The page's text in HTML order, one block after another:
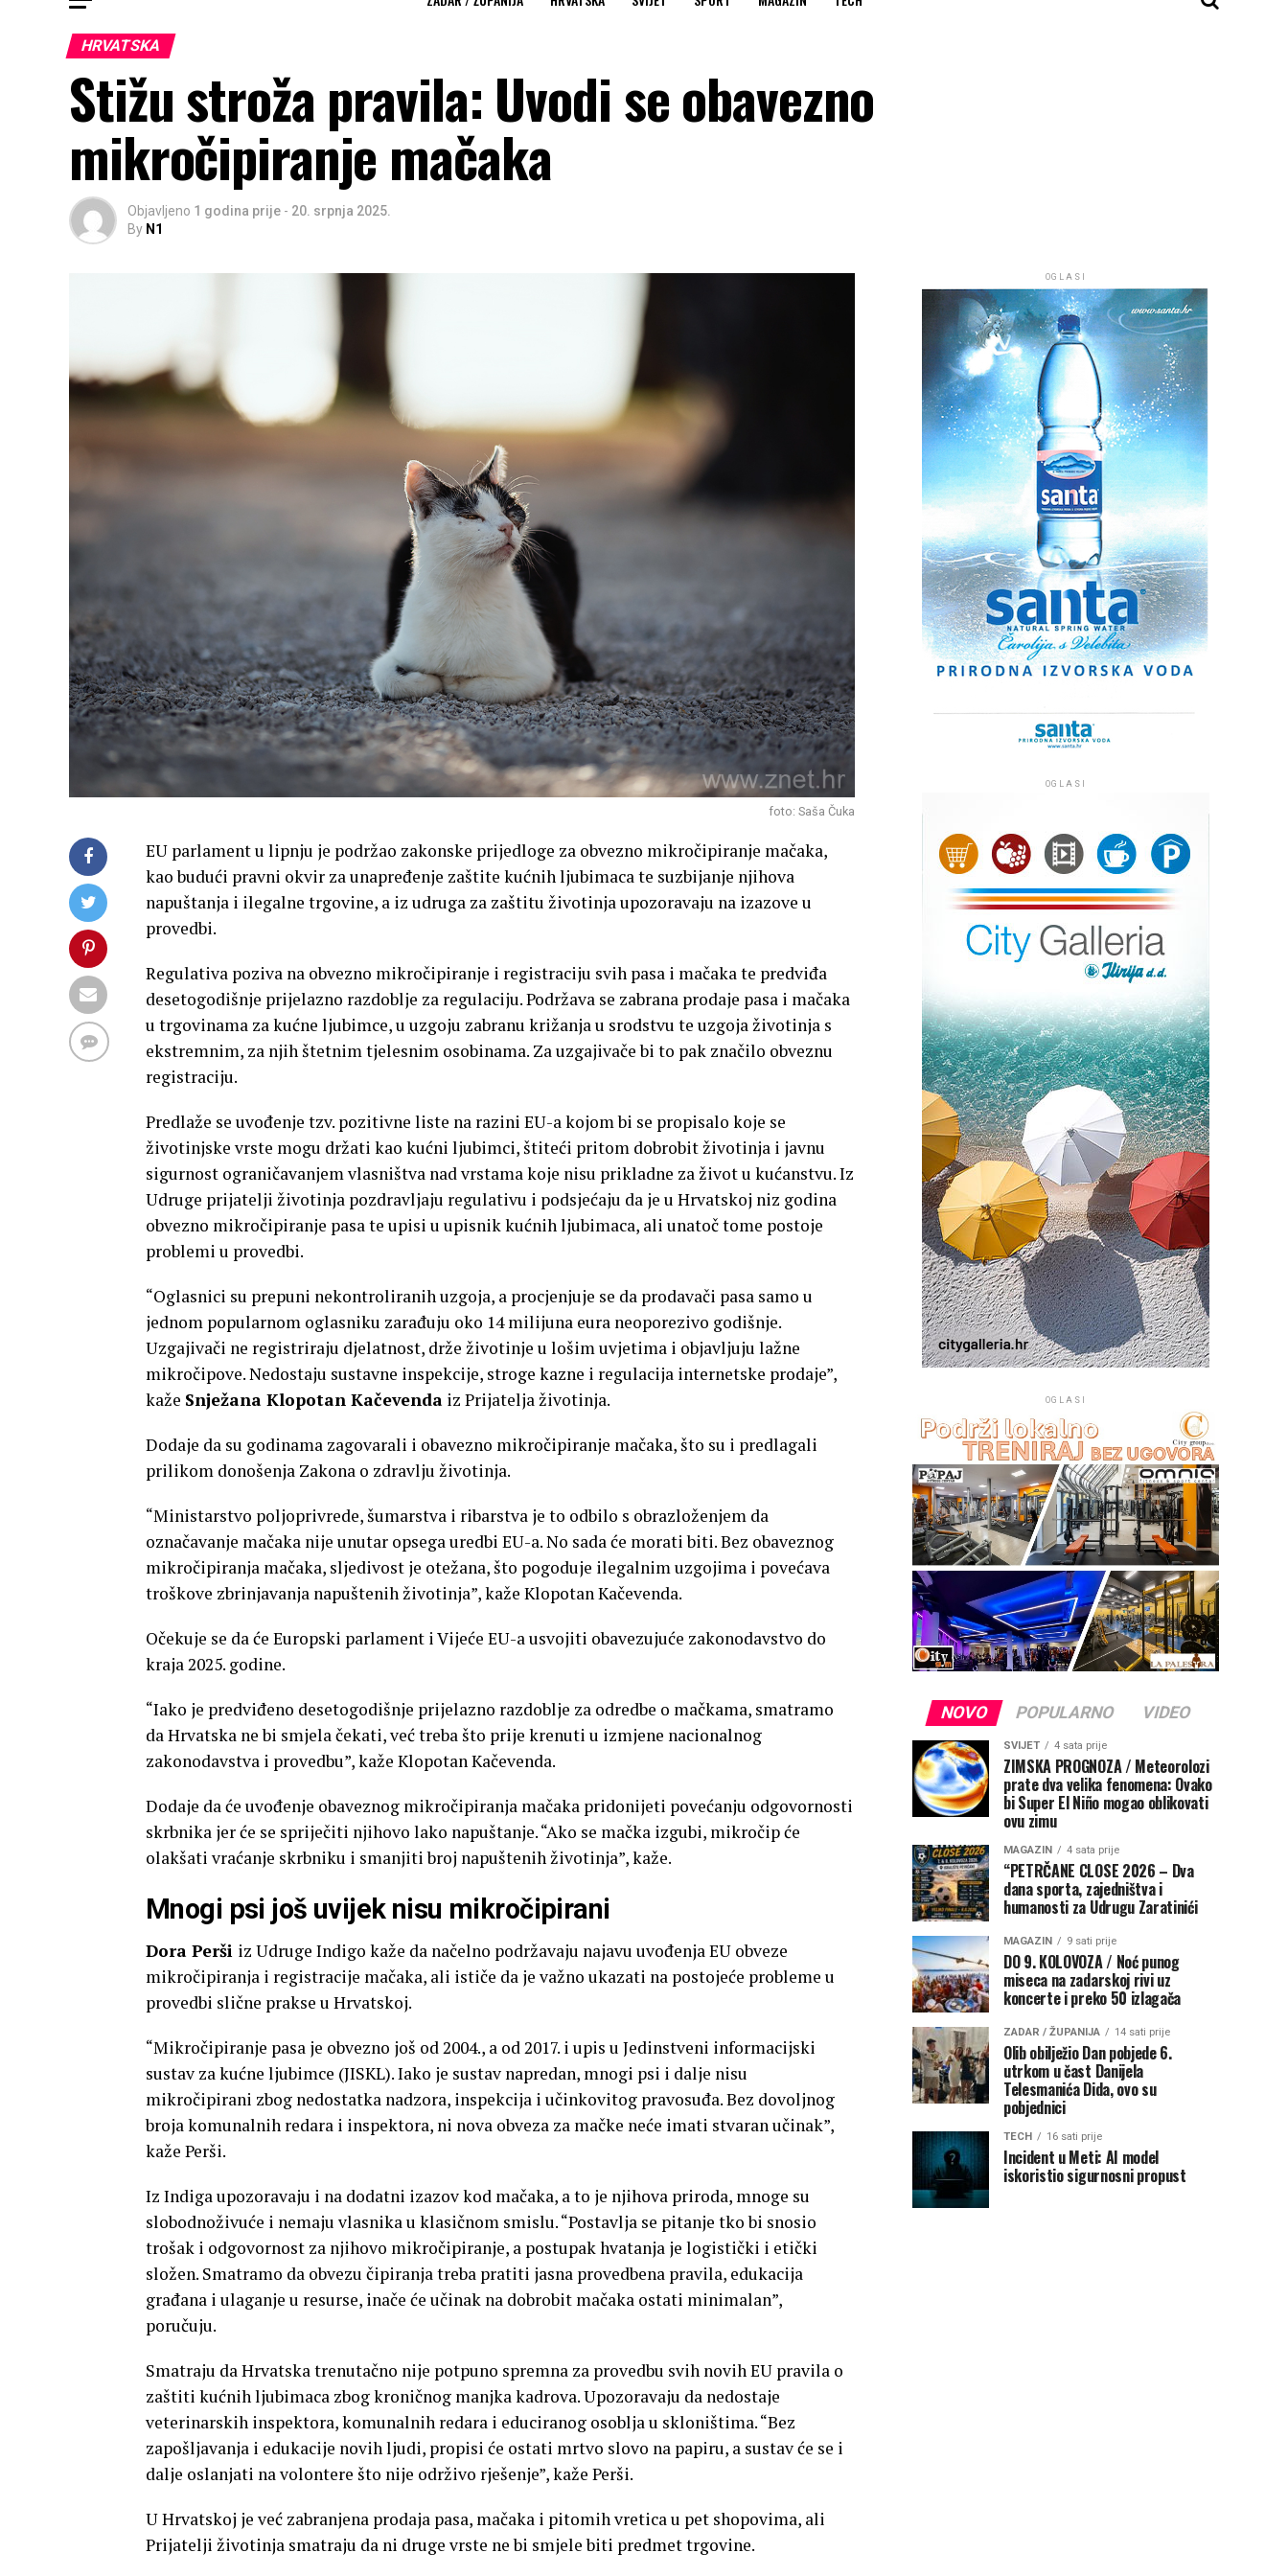
HRVATSKA
Stižu stroža pravila: Uvodi se obavezno
mikročipiranje mačaka
Objavljeno 1 godina prije - 20. srpnja 2025.
By N1
foto: Saša Čuka
EU parlament u lipnju je podržao zakonske prijedloge za obvezno mikročipiranje mačaka,
kao budući pravni okvir za unapređenje zaštite kućnih ljubimaca te suzbijanje njihova
napuštanja i ilegalne trgovine, a iz udruga za zaštitu životinja upozoravaju na izazove u
provedbi.
Regulativa poziva na obvezno mikročipiranje i registraciju svih pasa i mačaka te predviđa
desetogodišnje prijelazno razdoblje za regulaciju. Podržava se zabrana prodaje pasa i mačaka
u trgovinama za kućne ljubimce, u uzgoju zabranu križanja u srodstvu te uzgoja životinja s
ekstremnim, za njih štetnim tjelesnim osobinama. Za uzgajivače bi to pak značilo obveznu
registraciju.
Predlaže se uvođenje tzv. pozitivne liste na razini EU-a kojom bi se propisalo koje se
životinjske vrste mogu držati kao kućni ljubimci, štiteći pritom dobrobit životinja i javnu
sigurnost ograničavanjem vlasništva nad vrstama koje nisu prikladne za život u kućanstvu. Iz
Udruge prijatelji životinja pozdravljaju regulativu i podsjećaju da je u Hrvatskoj niz godina
obvezno mikročipiranje pasa te upisi u upisnik kućnih ljubimaca, ali unatoč tome postoje
problemi u provedbi.
“Oglasnici su prepuni nekontroliranih uzgoja, a procjenjuje se da prodavači pasa samo u
jednom popularnom oglasniku zarađuju oko 14 milijuna eura neoporezivo godišnje.
Uzgajivači ne registriraju djelatnost, drže životinje u lošim uvjetima i objavljuju lažne
mikročipove. Nedostaju sustavne inspekcije, stroge kazne i regulacija internetske prodaje”,
kaže Snježana Klopotan Kačevenda iz Prijatelja životinja.
Dodaje da su godinama zagovarali i obavezno mikročipiranje mačaka, što su i predlagali
prilikom donošenja Zakona o zdravlju životinja.
“Ministarstvo poljoprivrede, šumarstva i ribarstva je to odbilo s obrazloženjem da
označavanje mačaka nije unutar opsega uredbi EU-a. No sada će morati biti. Bez obaveznog
mikročipiranja mačaka, sljedivost je otežana, što pogoduje ilegalnim uzgojima i povećava
troškove zbrinjavanja napuštenih životinja”, kaže Klopotan Kačevenda.
Očekuje se da će Europski parlament i Vijeće EU-a usvojiti obavezujuće zakonodavstvo do
kraja 2025. godine.
“Iako je predviđeno desetogodišnje prijelazno razdoblje za odredbe o mačkama, smatramo
da Hrvatska ne bi smjela čekati, već treba što prije krenuti u izmjene nacionalnog
zakonodavstva i provedbu”, kaže Klopotan Kačevenda.
Dodaje da će uvođenje obaveznog mikročipiranja mačaka pridonijeti povećanju odgovornosti
skrbnika jer će se spriječiti njihovo lako napuštanje. “Ako se mačka izgubi, mikročip će
olakšati vraćanje skrbniku i smanjiti broj napuštenih životinja”, kaže.
Mnogi psi još uvijek nisu mikročipirani
Dora Perši iz Udruge Indigo kaže da načelno podržavaju najavu uvođenja EU obveze
mikročipiranja i registracije mačaka, ali ističe da je važno ukazati na postojeće probleme u
provedbi slične prakse u Hrvatskoj.
“Mikročipiranje pasa je obvezno još od 2004., a od 2017. i upis u Jedinstveni informacijski
sustav za kućne ljubimce (JISKL). Iako je sustav napredan, mnogi psi i dalje nisu
mikročipirani zbog nedostatka nadzora, inspekcija i učinkovitog pravosuđa. Bez dovoljnog
broja komunalnih redara i inspektora, ni nova obveza za mačke neće imati stvaran učinak”,
kaže Perši.
Iz Indiga upozoravaju i na dodatni izazov kod mačaka, a to je njihova priroda, mnoge su
slobodnoživuće i nemaju vlasnika u klasičnom smislu. “Postavlja se pitanje tko bi snosio
trošak i odgovornost za njihovo mikročipiranje, a postupak hvatanja je logistički i etički
složen. Smatramo da obvezu čipiranja treba pratiti jasna provedbena pravila, edukacija
građana i ulaganje u resurse, inače će učinak na dobrobit mačaka ostati minimalan”,
poručuju.
Smatraju da Hrvatska trenutačno nije potpuno spremna za provedbu svih novih EU pravila o
zaštiti kućnih ljubimaca zbog kroničnog manjka kadrova. Upozoravaju da nedostaje
veterinarskih inspektora, komunalnih redara i educiranog osoblja u skloništima. “Bez
zapošljavanja i edukacije novih ljudi, propisi će ostati mrtvo slovo na papiru, a sustav će se i
dalje oslanjati na volontere što nije održivo rješenje”, kaže Perši.
U Hrvatskoj je već zabranjena prodaja pasa, mačaka i pitomih vretica u pet shopovima, ali
Prijatelji životinja smatraju da ni druge vrste ne bi smjele biti predmet trgovine.
OGLASI
OGLASI
OGLASI
NOVO POPULARNO VIDEO
SVIJET 4 sata prije
ZIMSKA PROGNOZA / Meteorolozi
prate dva velika fenomena: Ovako
bi Super El Niño mogao oblikovati
ovu zimu
MAGAZIN 4 sata prije
“PETRČANE CLOSE 2026 – Dva
dana sporta, zajedništva i
humanosti za Udrugu Zaratinići
MAGAZIN 9 sati prije
DO 9. KOLOVOZA / Noć punog
miseca na zadarskoj rivi uz
koncerte i preko 50 izlagača
ZADAR / ŽUPANIJA 14 sati prije
Olib obilježio Dan pobjede 6.
utrkom u čast Danijela
Telesmanića Dida, ovo su
pobjednici
TECH 16 sati prije
Incident u Meti: AI model
iskoristio sigurnosni propust